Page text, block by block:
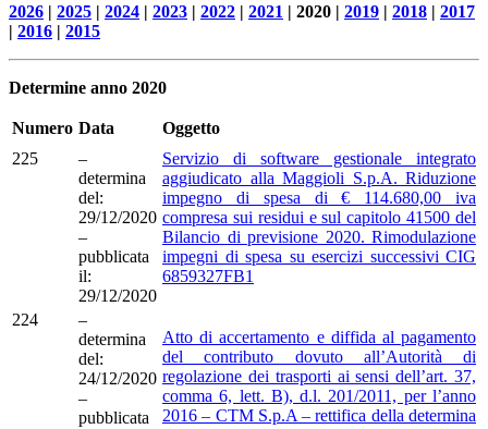
2026 | 2025 | 2024 | 2023 | 2022 | 2021 | 2020 | 2019 | 2018 | 2017
| 2016 | 2015
Determine anno 2020
Numero Data
Oggetto
225
–
determina
del:
29/12/2020
–
pubblicata
il:
29/12/2020
Servizio di software gestionale integrato
aggiudicato alla Maggioli S.p.A. Riduzione
impegno di spesa di € 114.680,00 iva
compresa sui residui e sul capitolo 41500 del
Bilancio di previsione 2020. Rimodulazione
impegni di spesa su esercizi successivi CIG
6859327FB1
224
–
determina
del:
24/12/2020
–
pubblicata
Atto di accertamento e diffida al pagamento
del contributo dovuto all’Autorità di
regolazione dei trasporti ai sensi dell’art. 37,
comma 6, lett. B), d.l. 201/2011, per l’anno
2016 – CTM S.p.A – rettifica della determina